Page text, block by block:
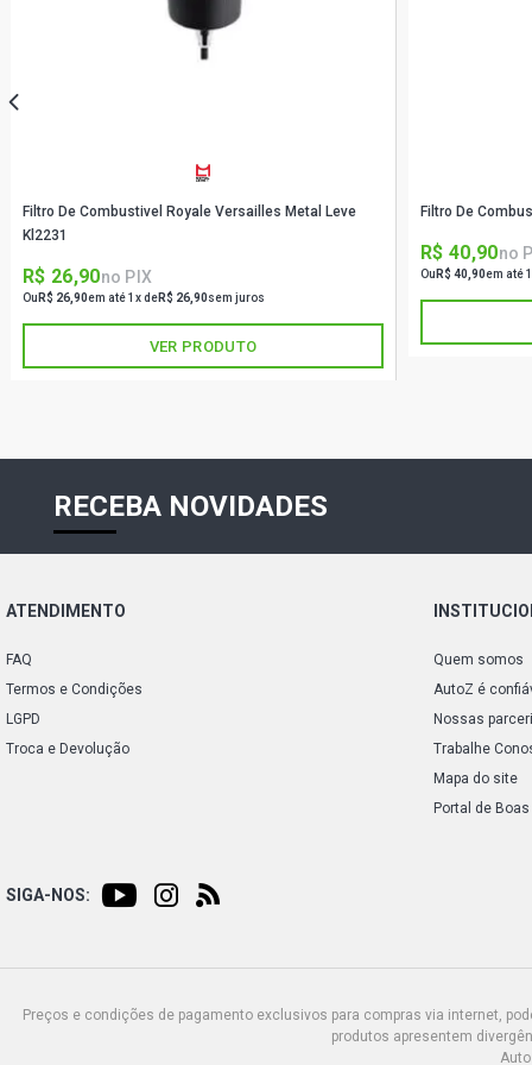
Filtro De Combustivel Royale Versailles Metal Leve
Kl2231
R$ 26,90no PIX
Ou R$ 26,90em até 1x deR$ 26,90sem juros
VER PRODUTO
Filtro De
R$ 40,90no
Ou R$ 40,90em até
RECEBA NOVIDADES
ATENDIMENTO
FAQ
Termos e Condições
LGPD
Troca e Devolução
Quem somos
AutoZ é
Nossas
Trabalhe
Mapa do site
Portal de
SIGA-NOS:
Preços e condições de pagamento exclusivos para compras via internet,
produtos apresentem